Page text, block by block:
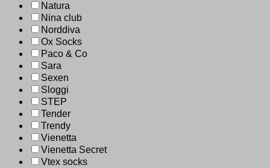
Natura
Nina club
Norddiva
Ox Socks
Paco & Co
Sara
Sexen
Sloggi
STEP
Tender
Trendy
Vienetta
Vienetta Secret
Vtex socks